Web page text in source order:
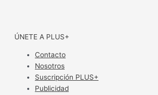
ÚNETE A PLUS+
Contacto
Nosotros
Suscripción PLUS+
Publicidad